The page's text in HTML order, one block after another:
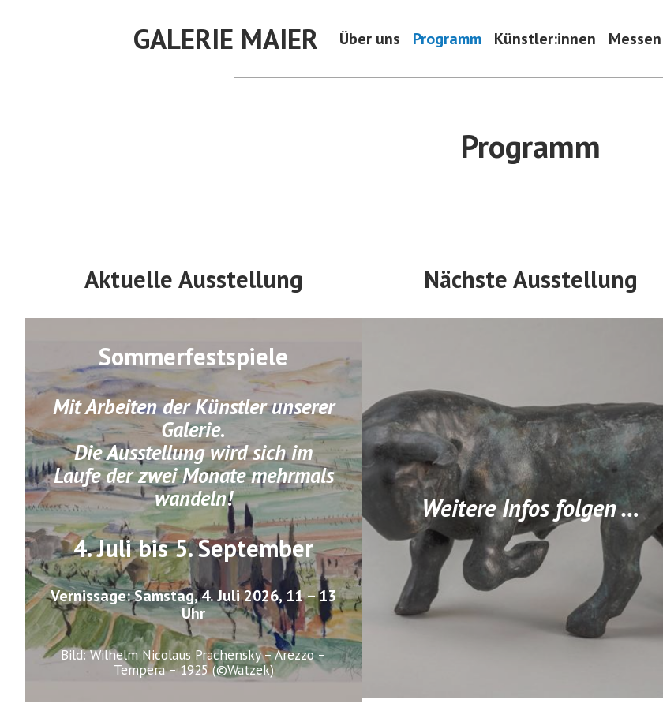
GALERIE MAIER Über uns Programm Künstler:innen Messen
Programm
Aktuelle Ausstellung
Sommerfestspiele
Mit Arbeiten der Künstler unserer
Galerie.
Die Ausstellung wird sich im
Laufe der zwei Monate mehrmals
wandeln!
4. Juli bis 5. September
Vernissage: Samstag, 4. Juli 2026, 11 – 13
Uhr
Bild: Wilhelm Nicolaus Prachensky – Arezzo –
Tempera – 1925 (©Watzek)
Nächste Ausstellung
Weitere Infos folgen …